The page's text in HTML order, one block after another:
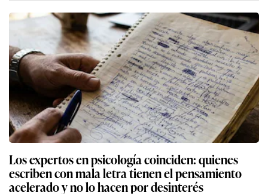
Los expertos en psicología coinciden: quienes
escriben con mala letra tienen el pensamiento
acelerado y no lo hacen por desinterés